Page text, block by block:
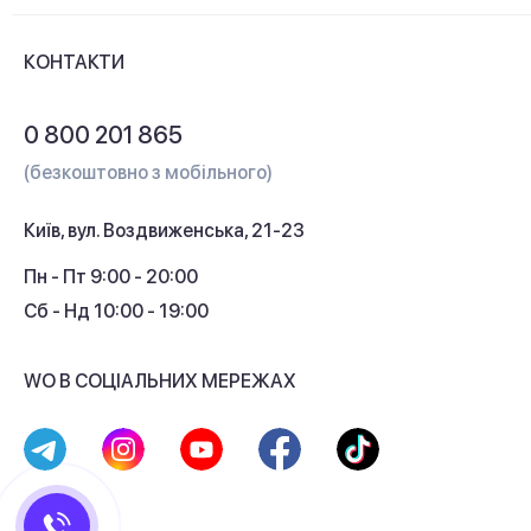
Контакти
Кешбек
КОНТАКТИ
0 800 201 865
(безкоштовно з мобільного)
Київ, вул. Воздвиженська, 21-23
Пн - Пт 9:00 - 20:00
Сб - Нд 10:00 - 19:00
WO В СОЦІАЛЬНИХ МЕРЕЖАХ